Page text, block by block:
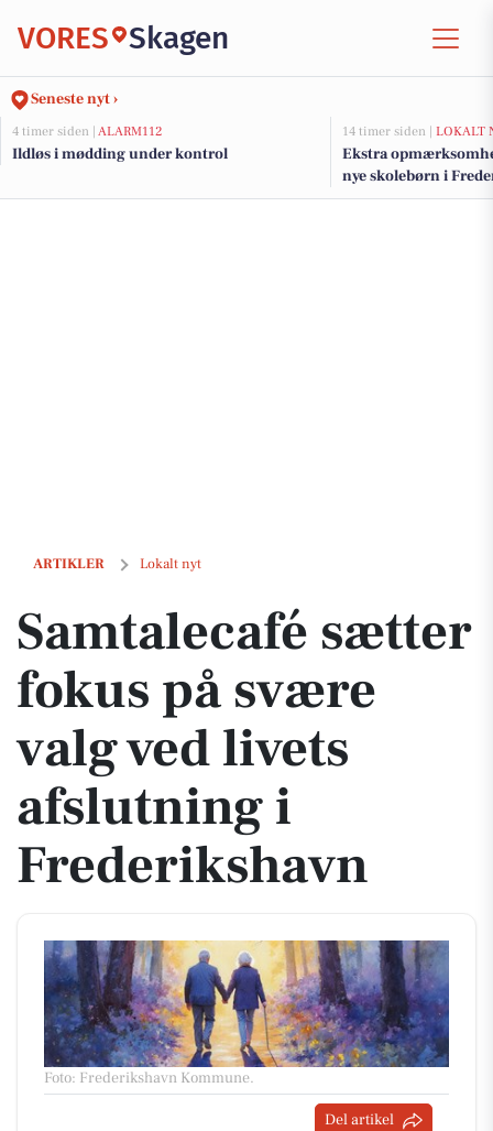
VORES Skagen
Seneste nyt ›
4 timer siden | ALARM112
Ildløs i mødding under kontrol
14 timer siden | LOKALT
Ekstra
nye skolebørn i
efter sommerferien
ARTIKLER Lokalt nyt
Samtalecafé sætter fokus på svære valg ved livets afslutning i
Samtalecafé sætter
fokus på svære
valg ved livets
afslutning i
Frederikshavn
Foto: Frederikshavn Kommune.
Del artikel